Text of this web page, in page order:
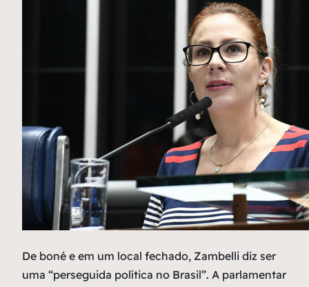
De boné e em um local fechado, Zambelli diz ser
uma “perseguida política no Brasil”. A parlamentar